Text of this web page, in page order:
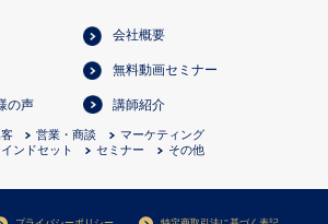
会社概要
無料動画セミナー
の声 講師紹介
営業・商談
マーケティング
ンドセット
セミナー その他